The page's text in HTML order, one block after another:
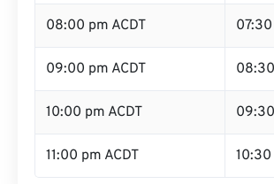
08:00 pm ACDT
09:00 pm ACDT
10:00 pm ACDT
11:00 pm ACDT